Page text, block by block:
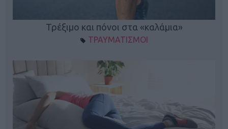
Τρέξιμο και πόνοι στα «καλάμια»
ΤΡΑΥΜΑΤΙΣΜΟΙ